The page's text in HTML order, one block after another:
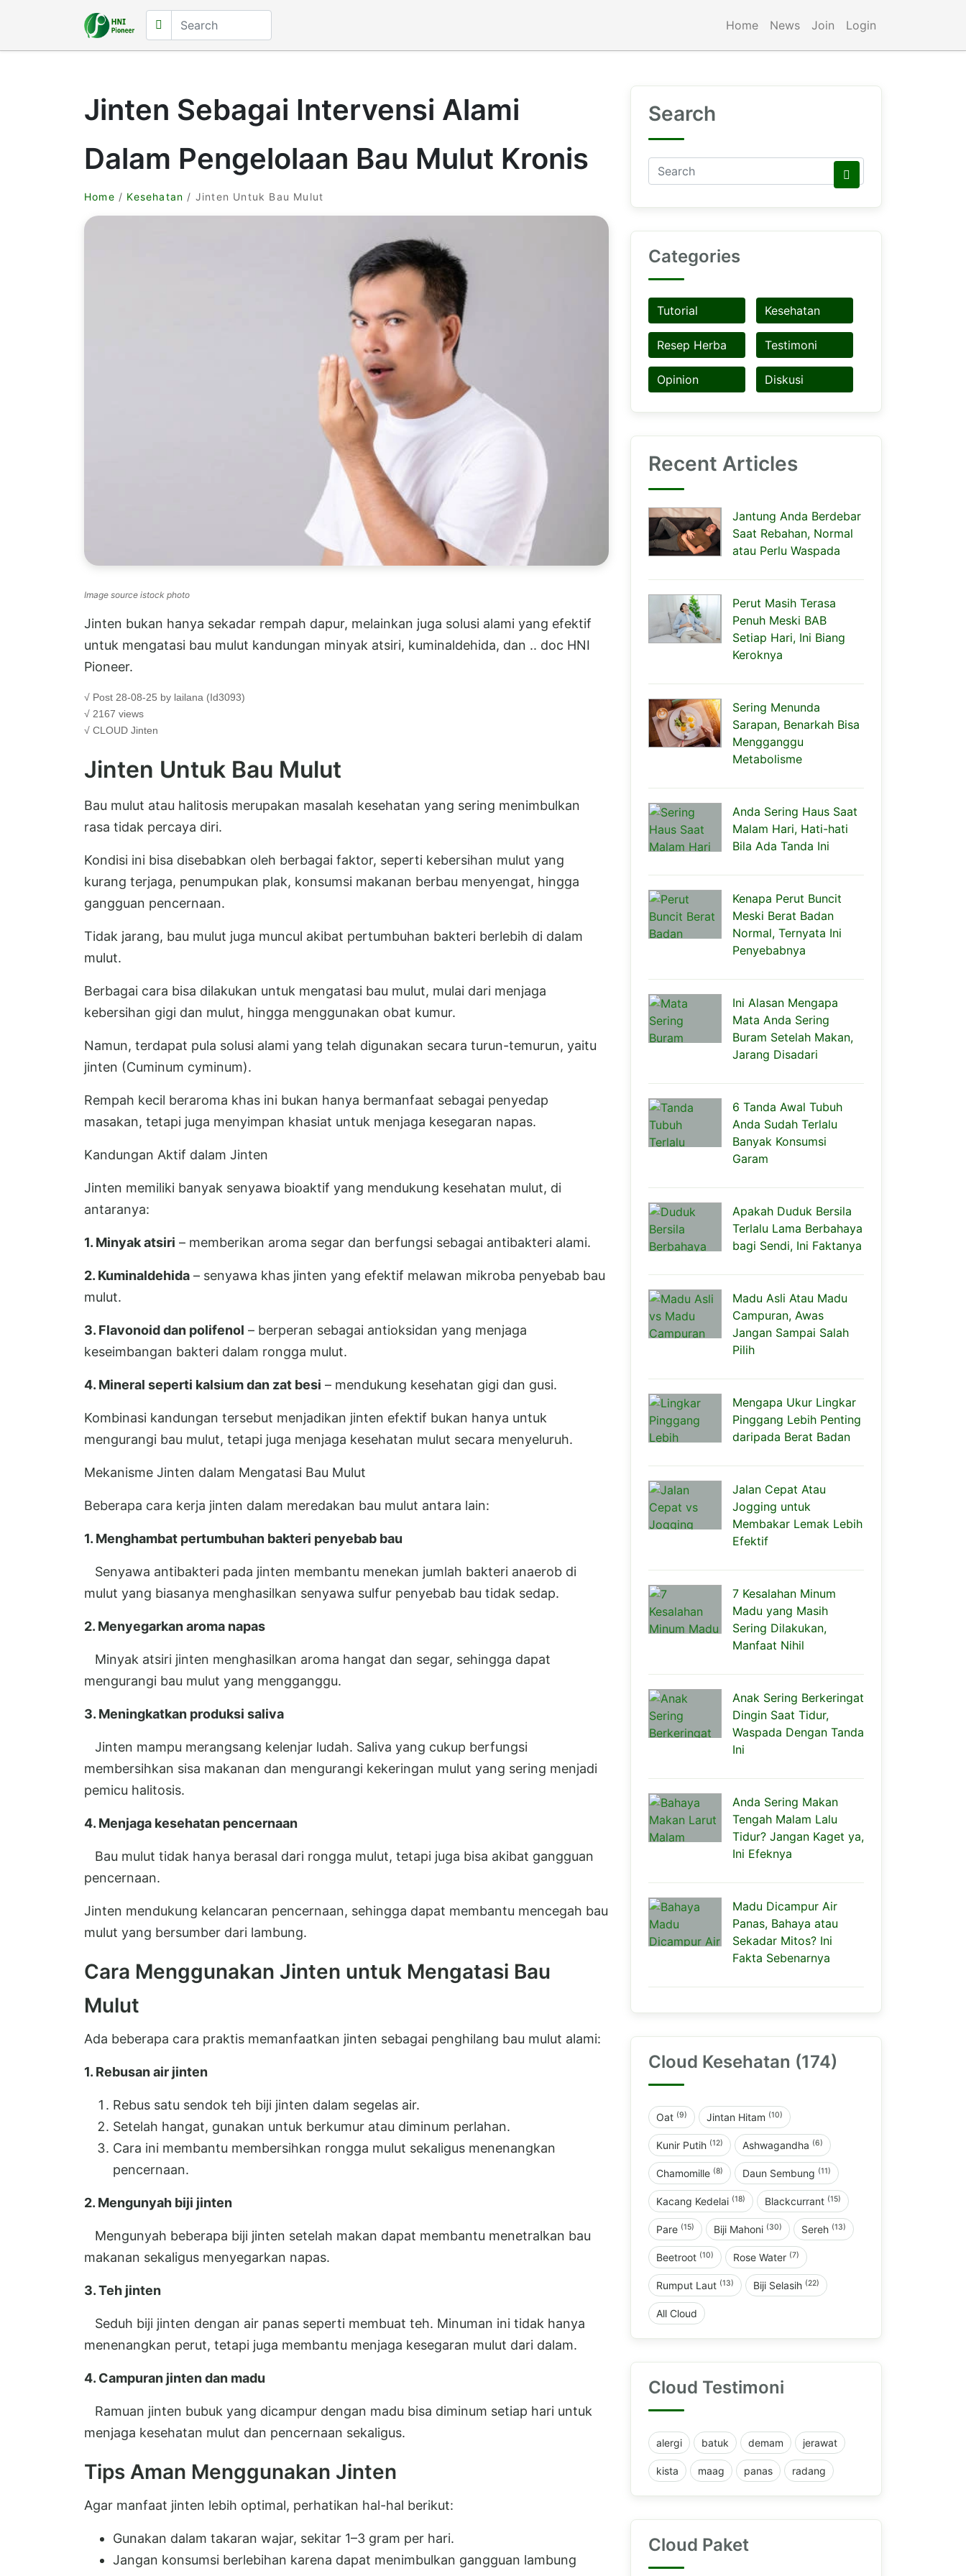
Home News Join Login
Jinten Sebagai Intervensi Alami
Dalam Pengelolaan Bau Mulut Kronis
Home / Kesehatan / Jinten Untuk Bau Mulut
Image source istock photo
Jinten bukan hanya sekadar rempah dapur, melainkan juga solusi alami yang efektif
untuk mengatasi bau mulut kandungan minyak atsiri, kuminaldehida, dan .. doc HNI
Pioneer.
√ Post 28-08-25 by lailana (Id3093)
√ 2167 views
√ CLOUD Jinten
Jinten Untuk Bau Mulut
Bau mulut atau halitosis merupakan masalah kesehatan yang sering menimbulkan
rasa tidak percaya diri.
Kondisi ini bisa disebabkan oleh berbagai faktor, seperti kebersihan mulut yang
kurang terjaga, penumpukan plak, konsumsi makanan berbau menyengat, hingga
gangguan pencernaan.
Tidak jarang, bau mulut juga muncul akibat pertumbuhan bakteri berlebih di dalam
mulut.
Berbagai cara bisa dilakukan untuk mengatasi bau mulut, mulai dari menjaga
kebersihan gigi dan mulut, hingga menggunakan obat kumur.
Namun, terdapat pula solusi alami yang telah digunakan secara turun-temurun, yaitu
jinten (Cuminum cyminum).
Rempah kecil beraroma khas ini bukan hanya bermanfaat sebagai penyedap
masakan, tetapi juga menyimpan khasiat untuk menjaga kesegaran napas.
Kandungan Aktif dalam Jinten
Jinten memiliki banyak senyawa bioaktif yang mendukung kesehatan mulut, di
antaranya:
1. Minyak atsiri – memberikan aroma segar dan berfungsi sebagai antibakteri alami.
2. Kuminaldehida – senyawa khas jinten yang efektif melawan mikroba penyebab bau
mulut.
3. Flavonoid dan polifenol – berperan sebagai antioksidan yang menjaga
keseimbangan bakteri dalam rongga mulut.
4. Mineral seperti kalsium dan zat besi – mendukung kesehatan gigi dan gusi.
Kombinasi kandungan tersebut menjadikan jinten efektif bukan hanya untuk
mengurangi bau mulut, tetapi juga menjaga kesehatan mulut secara menyeluruh.
Mekanisme Jinten dalam Mengatasi Bau Mulut
Beberapa cara kerja jinten dalam meredakan bau mulut antara lain:
1. Menghambat pertumbuhan bakteri penyebab bau
Senyawa antibakteri pada jinten membantu menekan jumlah bakteri anaerob di
mulut yang biasanya menghasilkan senyawa sulfur penyebab bau tidak sedap.
2. Menyegarkan aroma napas
Minyak atsiri jinten menghasilkan aroma hangat dan segar, sehingga dapat
mengurangi bau mulut yang mengganggu.
3. Meningkatkan produksi saliva
Jinten mampu merangsang kelenjar ludah. Saliva yang cukup berfungsi
membersihkan sisa makanan dan mengurangi kekeringan mulut yang sering menjadi
pemicu halitosis.
4. Menjaga kesehatan pencernaan
Bau mulut tidak hanya berasal dari rongga mulut, tetapi juga bisa akibat gangguan
pencernaan.
Jinten mendukung kelancaran pencernaan, sehingga dapat membantu mencegah bau
mulut yang bersumber dari lambung.
Cara Menggunakan Jinten untuk Mengatasi Bau
Mulut
Ada beberapa cara praktis memanfaatkan jinten sebagai penghilang bau mulut alami:
1. Rebusan air jinten
Rebus satu sendok teh biji jinten dalam segelas air.
Setelah hangat, gunakan untuk berkumur atau diminum perlahan.
Cara ini membantu membersihkan rongga mulut sekaligus menenangkan
pencernaan.
2. Mengunyah biji jinten
Mengunyah beberapa biji jinten setelah makan dapat membantu menetralkan bau
makanan sekaligus menyegarkan napas.
3. Teh jinten
Seduh biji jinten dengan air panas seperti membuat teh. Minuman ini tidak hanya
menenangkan perut, tetapi juga membantu menjaga kesegaran mulut dari dalam.
4. Campuran jinten dan madu
Ramuan jinten bubuk yang dicampur dengan madu bisa diminum setiap hari untuk
menjaga kesehatan mulut dan pencernaan sekaligus.
Tips Aman Menggunakan Jinten
Agar manfaat jinten lebih optimal, perhatikan hal-hal berikut:
Gunakan dalam takaran wajar, sekitar 1–3 gram per hari.
Jangan konsumsi berlebihan karena dapat menimbulkan gangguan lambung
Search
Categories
Tutorial Kesehatan
Resep Herba Testimoni
Opinion Diskusi
Recent Articles
Jantung Anda Berdebar
Saat Rebahan, Normal
atau Perlu Waspada
Perut Masih Terasa
Penuh Meski BAB
Setiap Hari, Ini Biang
Keroknya
Sering Menunda
Sarapan, Benarkah Bisa
Mengganggu
Metabolisme
Anda Sering Haus Saat
Malam Hari, Hati-hati
Bila Ada Tanda Ini
Kenapa Perut Buncit
Meski Berat Badan
Normal, Ternyata Ini
Penyebabnya
Ini Alasan Mengapa
Mata Anda Sering
Buram Setelah Makan,
Jarang Disadari
6 Tanda Awal Tubuh
Anda Sudah Terlalu
Banyak Konsumsi
Garam
Apakah Duduk Bersila
Terlalu Lama Berbahaya
bagi Sendi, Ini Faktanya
Madu Asli Atau Madu
Campuran, Awas
Jangan Sampai Salah
Pilih
Mengapa Ukur Lingkar
Pinggang Lebih Penting
daripada Berat Badan
Jalan Cepat Atau
Jogging untuk
Membakar Lemak Lebih
Efektif
7 Kesalahan Minum
Madu yang Masih
Sering Dilakukan,
Manfaat Nihil
Anak Sering Berkeringat
Dingin Saat Tidur,
Waspada Dengan Tanda
Ini
Anda Sering Makan
Tengah Malam Lalu
Tidur? Jangan Kaget ya,
Ini Efeknya
Madu Dicampur Air
Panas, Bahaya atau
Sekadar Mitos? Ini
Fakta Sebenarnya
Cloud Kesehatan (174)
Oat (9) Jintan Hitam (10)
Kunir Putih (12) Ashwagandha (6)
Chamomille (8) Daun Sembung (11)
Kacang Kedelai (18) Blackcurrant (15)
Pare (15) Biji Mahoni (30) Sereh (13)
Beetroot (10) Rose Water (7)
Rumput Laut (13) Biji Selasih (22)
All Cloud
Cloud Testimoni
alergi batuk demam jerawat
kista maag panas radang
Cloud Paket